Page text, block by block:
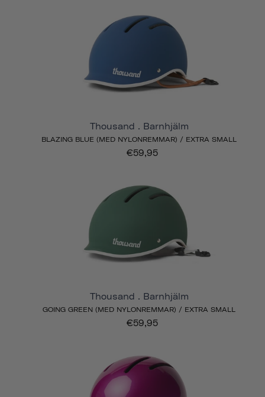
Thousand . Barnhjälm
BLAZING BLUE (MED NYLONREMMAR) / EXTRA SMALL
€59,95
Thousand . Barnhjälm
GOING GREEN (MED NYLONREMMAR) / EXTRA SMALL
€59,95